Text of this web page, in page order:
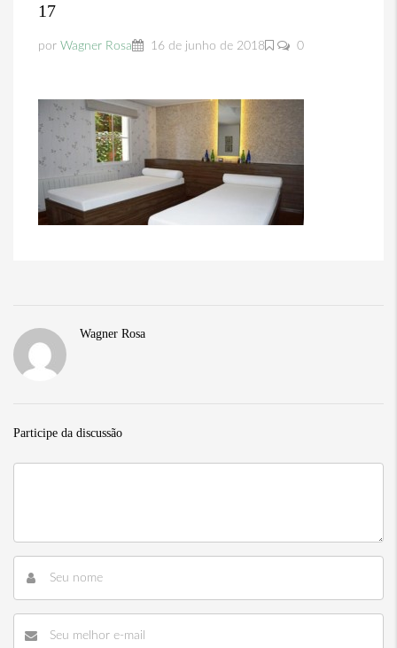
17
por Wagner Rosa 16 de junho de 2018 0
Wagner Rosa
Participe da discussão